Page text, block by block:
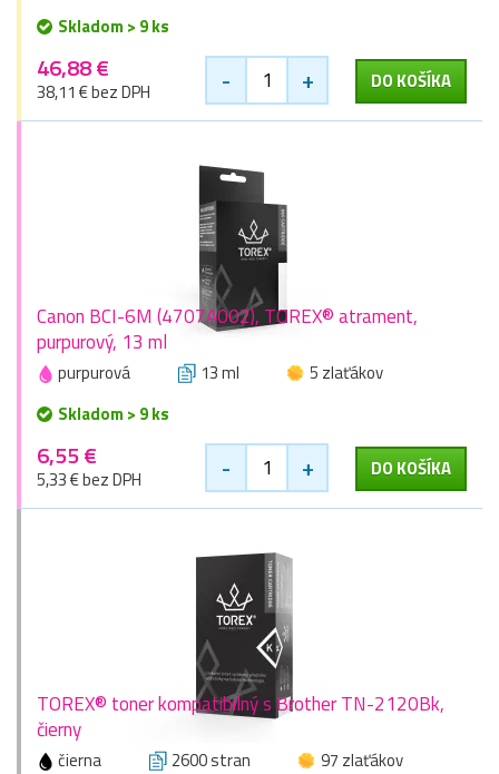
Skladom > 9 ks
46,88 €
38,11 € bez DPH - + DO KOŠÍKA
Canon BCI-6M (4707A002), TOREX® atrament,
purpurový, 13 ml
purpurová 13 ml
5 zlaťákov
Skladom > 9 ks
6,55 €
5,33 € bez DPH - + DO KOŠÍKA
TOREX® toner kompatibilný s Brother TN-2120Bk,
čierny
čierna 2600 stran 97 zlaťákov